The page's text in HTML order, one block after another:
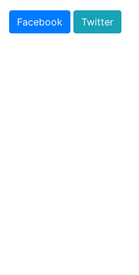
Facebook Twitter